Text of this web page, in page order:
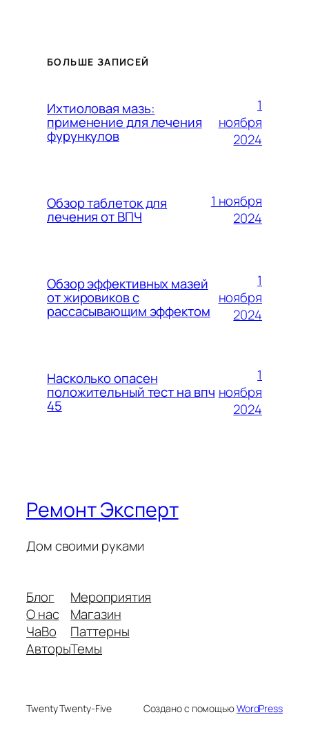
БОЛЬШЕ ЗАПИСЕЙ
Ихтиоловая мазь:
применение для лечения
фурункулов
1
ноября
2024
Обзор таблеток для
лечения от ВПЧ
1 ноября
2024
Обзор эффективных мазей
от жировиков с
рассасывающим эффектом
1
ноября
2024
Насколько опасен
положительный тест на впч
45
1
ноября
2024
Ремонт Эксперт
Дом своими руками
Блог
О нас
ЧаВо
Авторы
Мероприятия
Магазин
Паттерны
Темы
Twenty Twenty-Five Создано с помощьюWordPress